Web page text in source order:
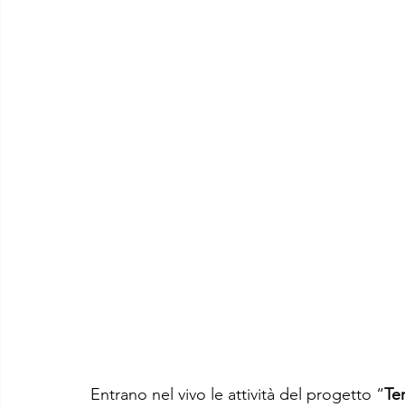
Entrano nel vivo le attività del progetto “